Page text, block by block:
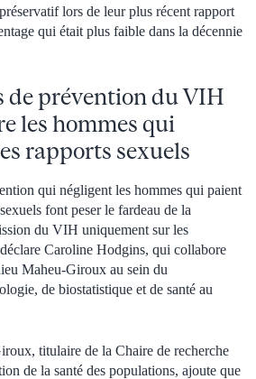
lors de leur plus récent rapport
qui était plus faible dans la décennie
de prévention du VIH
les hommes qui
rapports sexuels
qui négligent les hommes qui paient
font peser le fardeau de la
du VIH uniquement sur les
Caroline Hodgins, qui collabore
Maheu-Giroux au sein du
de biostatistique et de santé au
titulaire de la Chaire de recherche
de la santé des populations, ajoute que